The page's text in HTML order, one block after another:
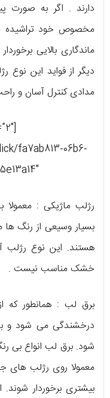
دارند . اگر به صورت
مخصوص خود تراشیده
ماندگاری بالایی
دیگر از فواید این
مدادی کنترل آسان و
fa7ab813-06b6-
]
رژلب ماژیکی : معمولا
بسیار وسیعی از رنگ ها
هستند. این نوع رژلب
خشک مناسب نیست .
برق لب : همانطور که
درخشندگی می شود و
شود. برق لب انواع بی
معمولا روی رژلب های
بیشتری برخوردار